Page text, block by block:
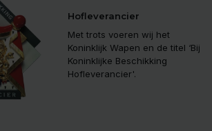
Hofleverancier
Met trots voeren wij het
Koninklijk Wapen en de titel ‘Bij
Koninklijke Beschikking
Hofleverancier'.